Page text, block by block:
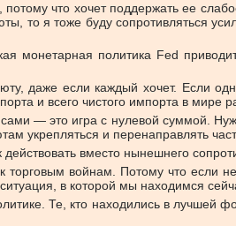
что хочет поддержать ее
то я тоже буду
монетарная политика Fed
даже если каждый хочет. Если
и всего чистого импорта в мире
— это игра с нулевой суммой.
укрепляться и перенаправлять
вместо нынешнего
войнам. Потому что если
в которой мы находимся
Те, кто находились в лучшей